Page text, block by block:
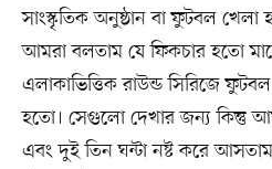
সাংস্কৃতিক অনুষ্ঠান বা ফুটবল
আমরা বলতাম যে ফিকচার হতো মানে
এলাকাভিত্তিক রাউন্ড সিরিজে ফুটবল
হতো। সেগুলো দেখার জন্য কিন্তু
এবং দুই তিন ঘন্টা নষ্ট করে